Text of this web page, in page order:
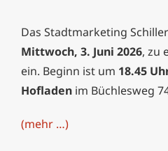
Das Stadtmarketing
Mittwoch, 3. Juni 2026, zu
ein. Beginn ist um 18.45
Hofladen im Büchlesweg
(mehr …)